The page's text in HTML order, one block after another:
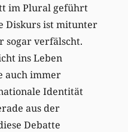
im Plural geführt
Diskurs ist mitunter
sogar verfälscht.
ins Leben
auch immer
Identität
aus der
Debatte